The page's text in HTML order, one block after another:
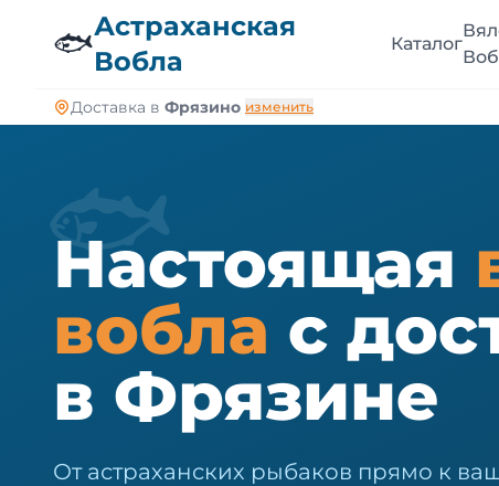
🐟Астраханская
Вобла
Каталог
Доставка в Фрязино изменить
🐟
Настоящая
вобла с
в Фрязине
От астраханских рыбаков прямо к